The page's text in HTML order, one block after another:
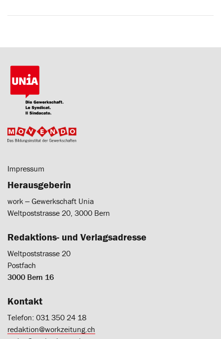
Impressum
Herausgeberin
work ‒ Gewerkschaft Unia
Weltpoststrasse 20, 3000 Bern
Redaktions- und Verlagsadresse
Weltpoststrasse 20
Postfach
3000 Bern 16
Kontakt
Telefon: 031 350 24 18
redaktion@workzeitung.ch